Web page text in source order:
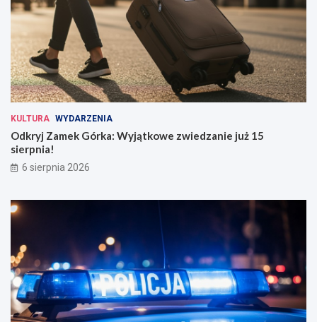
KULTURA WYDARZENIA
Odkryj Zamek Górka: Wyjątkowe zwiedzanie już 15
sierpnia!
6 sierpnia 2026